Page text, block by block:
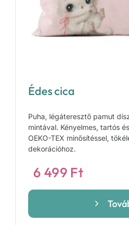
Édes cica
Puha, légáteresztő pamut
mintával. Kényelmes, tartós
OEKO-TEX minősítéssel,
dekorációhoz.
6 499 Ft